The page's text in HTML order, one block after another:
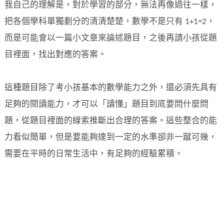
我自己的理解是，對於學習的部分，無法再像過往一樣，
把各個學科單獨劃分的清清楚楚，數學不是只有 1+1=2，
而是可能會以一篇小文章來論述題目，之後再請小孩從題
目裡面，找出對應的答案。
這種題目除了考小孩基本的數學能力之外，還必須先具有
足夠的閱讀能力，才可以「讀懂」題目到底要問什麼問
題，從題目裡面的線索推斷出合理的答案。這些整合的能
力看似簡單，但是要能夠達到一定的水準卻非一蹴可幾，
需要在平時的日常生活中，有足夠的經驗累積。